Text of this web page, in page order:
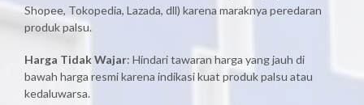
Shopee, Tokopedia, Lazada, dll) karena maraknya peredaran
produk palsu.
Harga Tidak Wajar: Hindari tawaran harga yang jauh di
bawah harga resmi karena indikasi kuat produk palsu atau
kedaluwarsa.